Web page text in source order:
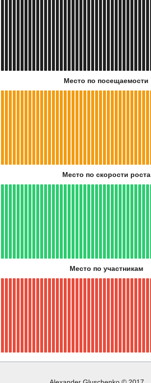
Место по посещаемости
Место по скорости роста
Место по участникам